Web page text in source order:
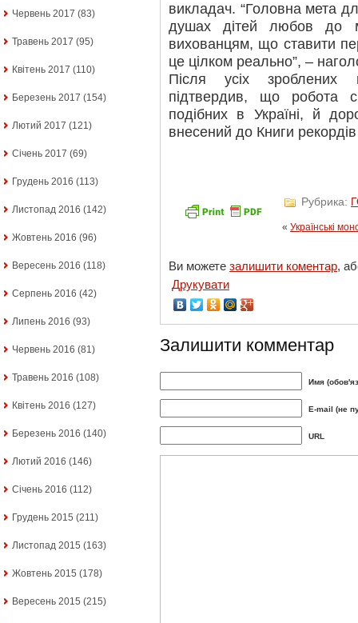
Червень 2017 (83)
Травень 2017 (95)
Квітень 2017 (110)
Березень 2017 (154)
Лютий 2017 (121)
Січень 2017 (69)
Грудень 2016 (113)
Листопад 2016 (142)
Жовтень 2016 (96)
Вересень 2016 (118)
Серпень 2016 (42)
Липень 2016 (93)
Червень 2016 (81)
Травень 2016 (108)
Квітень 2016 (127)
Березень 2016 (140)
Лютий 2016 (146)
Січень 2016 (112)
Грудень 2015 (211)
Листопад 2015 (163)
Жовтень 2015 (178)
Вересень 2015 (215)
викладач. “Головна мета
душах дітей любов до
вихованцям, що ставити
це цілком реально”, –
Після усіх зроблених
підтвердив, що робота
подібних в Україні, й
внесений до Книги
Рубрика:
« Українські
Ви можете залишити коментар,
Друкувати
Залишити комментар
Имя
E-mail (не
URL